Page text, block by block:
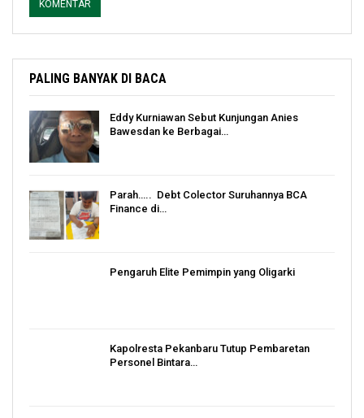
PALING BANYAK DI BACA
Eddy Kurniawan Sebut Kunjungan Anies
Bawesdan ke Berbagai…
Parah….. Debt Colector Suruhannya BCA
Finance di…
Pengaruh Elite Pemimpin yang Oligarki
Kapolresta Pekanbaru Tutup Pembaretan
Personel Bintara…